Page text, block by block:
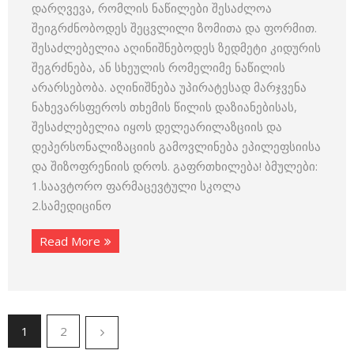
დარღვევა, რომლის ნაწილები შესაძლოა
შეიგრძნობოდეს შეცვლილი ზომითა და ფორმით.
შესაძლებელია აღინიშნებოდეს ზედმეტი კიდურის
შეგრძნება, ან სხეულის რომელიმე ნაწილის
არარსებობა. აღინიშნება უპირატესად მარჯვენა
ნახევარსფეროს თხემის წილის დაზიანებისას,
შესაძლებელია იყოს დელეარილაზციის და
დეპერსონალიზაციის გამოვლინება ეპილეფსიისა
და შიზოფრენიის დროს. გაფრთხილება! ბმულები:
1.საავტორო ფარმაცევტული სკოლა
2.სამედიცინო
Read More
1 2